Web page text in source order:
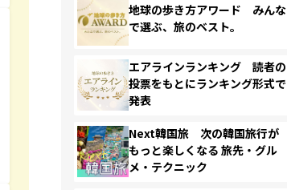
地球の歩き方アワード みんな
で選ぶ、旅のベスト。
エアラインランキング 読者の
投票をもとにランキング形式で
発表
Next韓国旅 次の韓国旅行が
もっと楽しくなる 旅先・グル
メ・テクニック